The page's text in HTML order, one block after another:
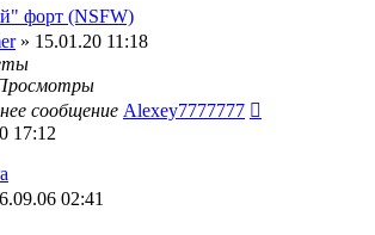
форт (NSFW)
» 15.01.20 11:18
сообщение Alexey7777777
17:12
02:41